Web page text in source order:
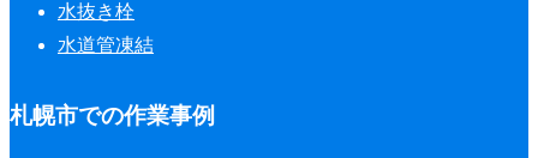
水抜き栓
水道管凍結
札幌市での作業事例